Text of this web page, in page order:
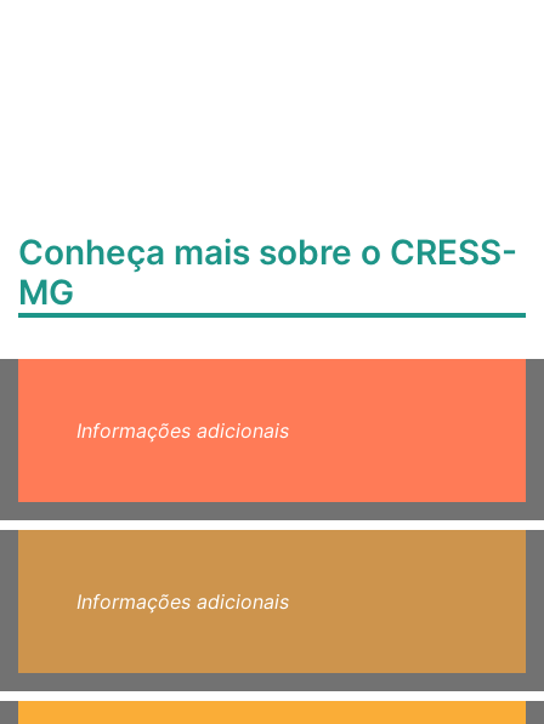
Conheça mais sobre o CRESS-
MG
Informações adicionais
Informações adicionais